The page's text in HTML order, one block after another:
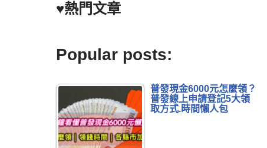
♥熱門文章
Popular posts:
普發現金6000元怎麼領？
普發線上申請登記5大領
取方式.時間懶人包